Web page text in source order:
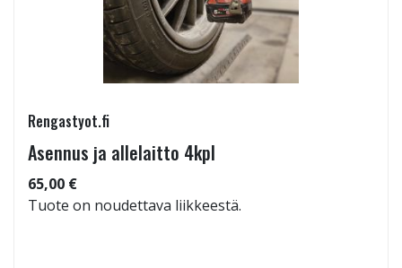
Rengastyot.fi
Asennus ja allelaitto 4kpl
65,00 €
Tuote on noudettava liikkeestä.